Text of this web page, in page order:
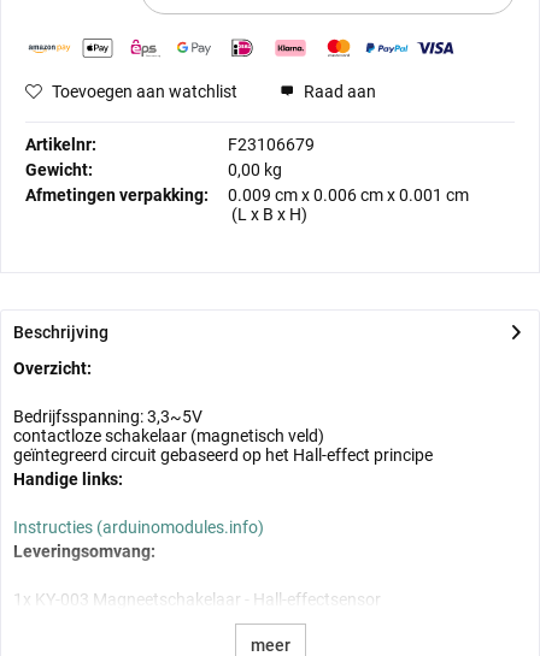
Toevoegen aan watchlist Raad aan
Artikelnr:
F23106679
Gewicht:
0,00 kg
Afmetingen verpakking:
0.009 cmx0.006 cmx0.001 cm
(L x B x H)
Beschrijving
Overzicht:
Bedrijfsspanning: 3,3~5V
contactloze schakelaar (magnetisch veld)
geïntegreerd circuit gebaseerd op het Hall-effect principe
Handige links:
Instructies (arduinomodules.info)
Leveringsomvang:
1x KY-003 Magneetschakelaar - Hall-effectsensor
meer